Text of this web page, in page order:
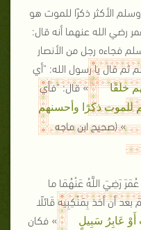
وسلم الأكثر ذكرًا للموت هو
رضي الله عنهما أنه قال:
فجاءه رجل من الأنصار
ثم قال يا رسول الله: "أي
خلقًا
» قال: "فأي
للموت ذكرًا وأحسنهم
» (صحيح ابن ماجه
رَضِيَ اللَّهُ عَنْهُمَا ما
أن أخذ بِمَنْكِبِيه قَائلًا
عَابِرُ سَبِيلٍ
» فكان